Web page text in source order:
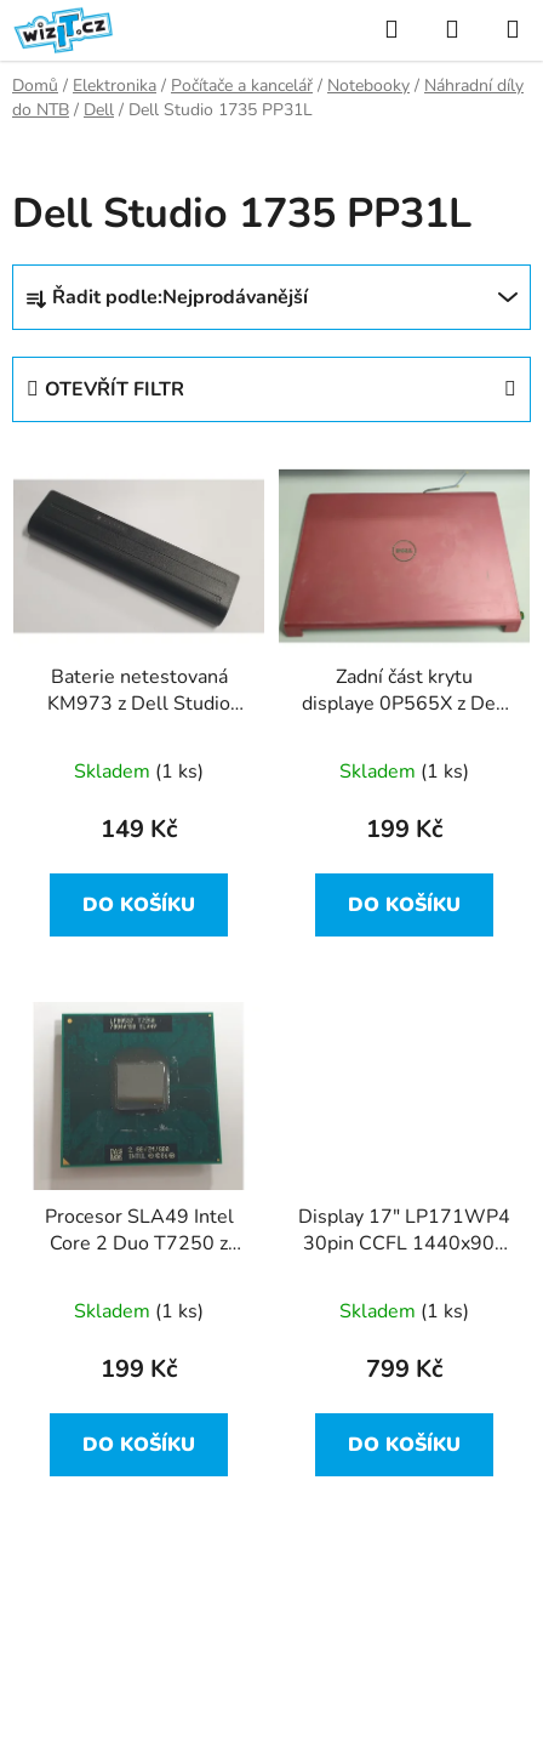
Přejít
na
obsah
Hledat
KOŠÍK
Domů / Elektronika / Počítače a kancelář / Notebooky / Náhradní díly
do NTB / Dell / Dell Studio 1735 PP31L
Dell Studio 1735 PP31L
Ř
z
o
k
Řadit podle:Nejprodávanější
OTEVŘÍT FILTR
p
Baterie netestovaná
KM973 z Dell Studio
Skladem (1 ks)
149 Kč
DO KOŠÍKU
Zadní část krytu
displaye 0P565X z Dell
Skladem (1 ks)
199 Kč
DO KOŠÍKU
Procesor SLA49 Intel
Core 2 Duo T7250 z
Skladem (1 ks)
199 Kč
DO KOŠÍKU
Display 17" LP171WP4
30pin CCFL 1440x900
1735
Skladem (1 ks)
799 Kč
DO KOŠÍKU